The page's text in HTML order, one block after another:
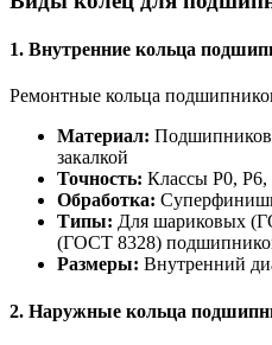
1. Внутренние кольца
Ремонтные кольца
Материал:
закалкой
Точность: Классы P0,
Обработка:
Типы: Для шариковых
(ГОСТ 8328)
Размеры: Внутренний
2. Наружные кольца